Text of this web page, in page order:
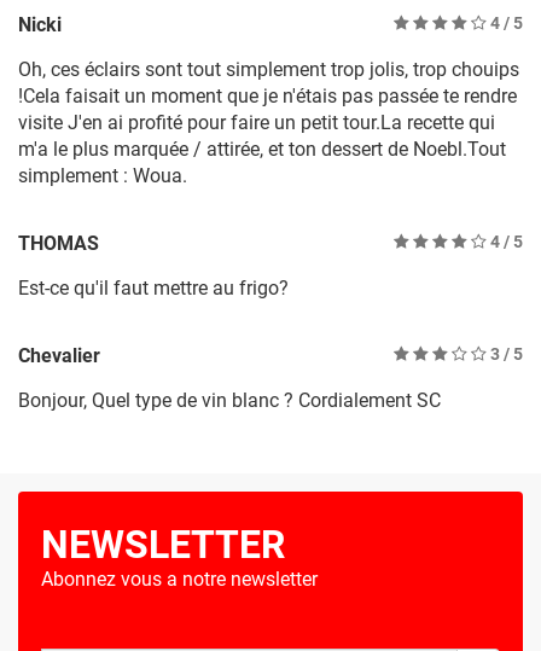
Nicki 4/ 5
Oh, ces éclairs sont tout simplement trop jolis, trop chouips
!Cela faisait un moment que je n'étais pas passée te rendre
visite J'en ai profité pour faire un petit tour.La recette qui
m'a le plus marquée / attirée, et ton dessert de Noebl.Tout
simplement : Woua.
THOMAS 4/ 5
Est-ce qu'il faut mettre au frigo?
Chevalier 3/ 5
Bonjour, Quel type de vin blanc ? Cordialement SC
NEWSLETTER
Abonnez vous a notre newsletter